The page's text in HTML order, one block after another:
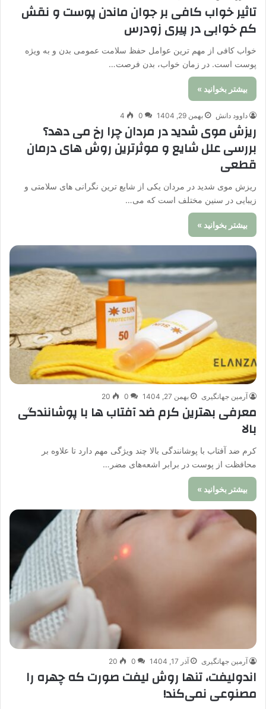
تاثیر خواب کافی بر جوان ماندن پوست و نقش
کم خوابی در پیری زودرس
خواب کافی از مهم ترین عوامل حفظ سلامت عمومی بدن و به ویژه
پوست است. در زمان خواب، بدن فرصت…
بیشتر بخوانید »
داوود دانش بهمن 29, 1404 0
4
ریزش موی شدید در مردان چرا رخ می دهد؟
بررسی علل شایع و موثرترین روش های درمان
قطعی
ریزش موی شدید در مردان یکی از شایع ترین نگرانی های سلامتی و
زیبایی در سنین مختلف است که می…
بیشتر بخوانید »
آرمین جهانگیری بهمن 27, 1404 0
20
معرفی بهترین کرم ضد آفتاب ها با پوشانندگی
بالا
کرم ضد آفتاب با پوشانندگی بالا چند ویژگی مهم دارد تا علاوه بر
محافظت از پوست در برابر اشعه‌‌های مضر…
بیشتر بخوانید »
آرمین جهانگیری آذر 17, 1404 0
20
اندولیفت، تنها روش لیفت صورت که چهره را
مصنوعی نمی‌کند!